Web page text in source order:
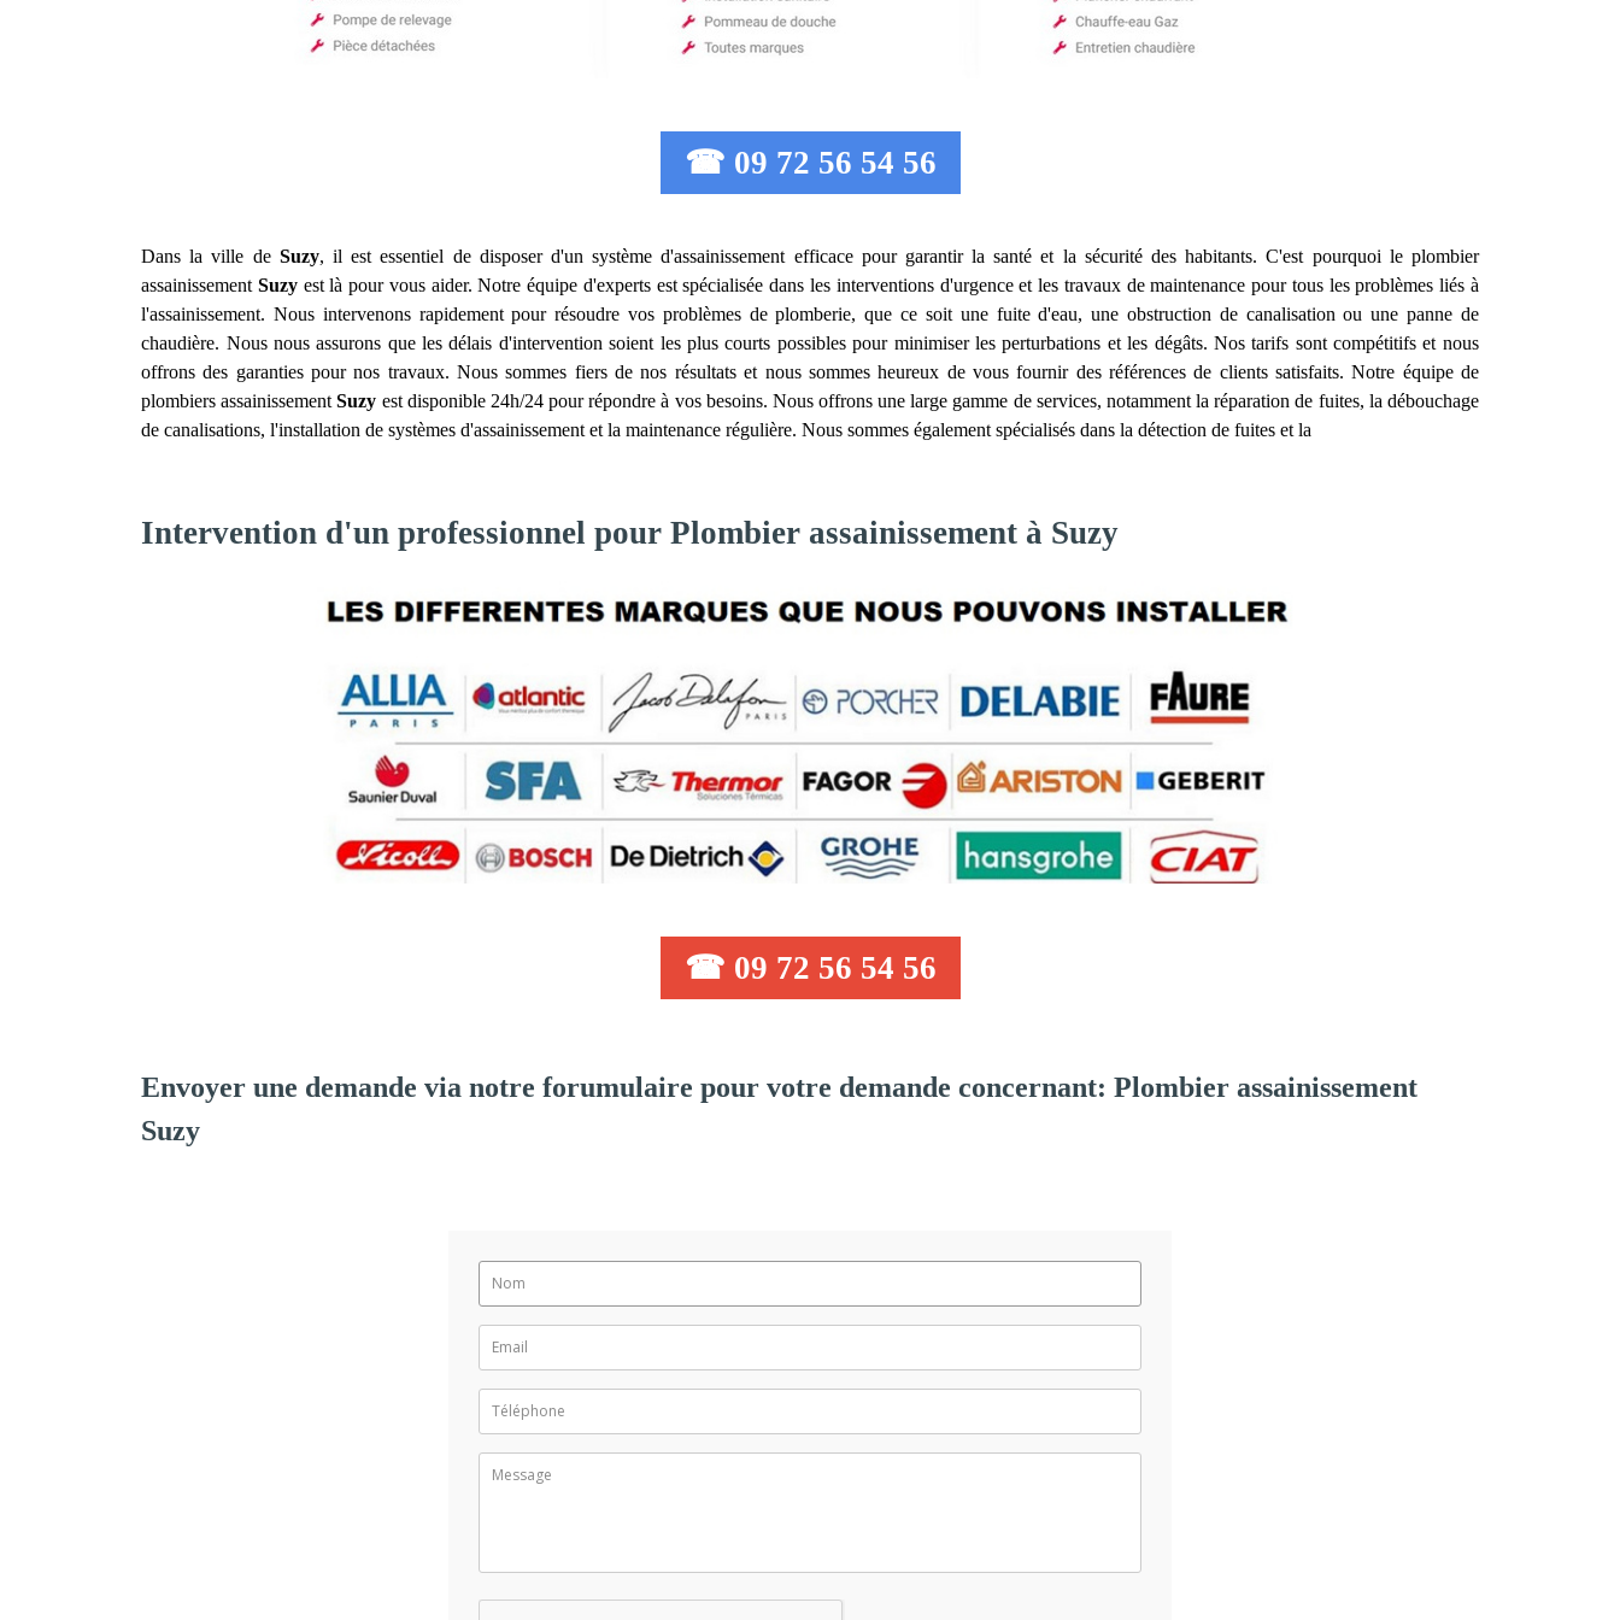
☎ 09 72 56 54 56
Dans la ville de Suzy, il est essentiel de disposer d'un système d'assainissement efficace pour garantir la santé et la sécurité des habitants. C'est pourquoi le plombier
assainissement Suzyest là pour vous aider. Notre équipe d'experts est spécialisée dans les interventions d'urgence et les travaux de maintenance pour tous les problèmes liés à
l'assainissement. Nous intervenons rapidement pour résoudre vos problèmes de plomberie, que ce soit une fuite d'eau, une obstruction de canalisation ou une panne de
chaudière. Nous nous assurons que les délais d'intervention soient les plus courts possibles pour minimiser les perturbations et les dégâts. Nos tarifs sont compétitifs et nous
offrons des garanties pour nos travaux. Nous sommes fiers de nos résultats et nous sommes heureux de vous fournir des références de clients satisfaits. Notre équipe de
plombiers assainissementSuzy est disponible 24h/24 pour répondre à vos besoins. Nous offrons une large gamme de services, notamment la réparation de fuites, la débouchage
de canalisations, l'installation de systèmes d'assainissement et la maintenance régulière. Nous sommes également spécialisés dans la détection de fuites et la
Intervention d'un professionnel pour Plombier assainissement à Suzy
☎ 09 72 56 54 56
Envoyer une demande via notre forumulaire pour votre demande concernant: Plombier assainissement
Suzy